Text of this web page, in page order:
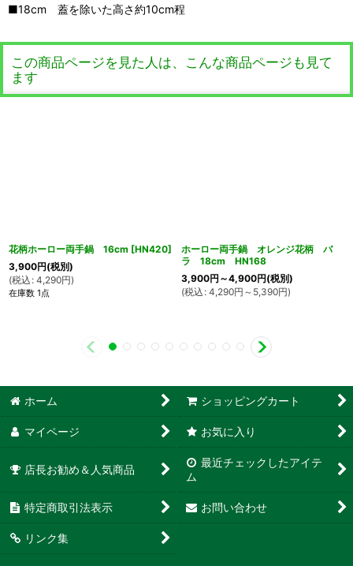
■18cm 蓋を除いた高さ約10cm程
この商品ページを見た人は、こんな商品ページも見て
ます
花柄ホーロー両手鍋 16cm [HN420]
3,900円(税別)
(税込 : 4,290円)
在庫数 1点
ホーロー両手鍋 オレンジ花柄 バ
ラ 18cm HN168
3,900円 ～4,900円(税別)
(税込 : 4,290円 ～5,390円)
ホーム ショッピングカート
マイページ お気に入り
店長お勧め＆人気商品
最近チェックしたアイテ
ム
特定商取引法表示 お問い合わせ
リンク集